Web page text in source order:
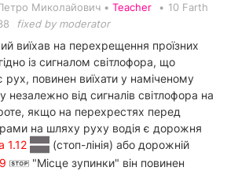
Миколайович • Teacher • 10 Farth
fixed by moderator
виїхав на перехрещення проїзних
із сигналом світлофора, що
рух, повинен виїхати у наміченому
незалежно від сигналів світлофора на
якщо на перехрестях перед
на шляху руху водія є дорожня
1.12
(стоп-лінія) або дорожній
"Місце зупинки" він повинен